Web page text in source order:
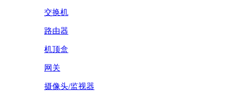
交换机
路由器
机顶盒
网关
摄像头/监视器